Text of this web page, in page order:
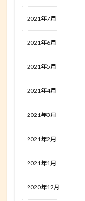
2021年7月
2021年6月
2021年5月
2021年4月
2021年3月
2021年2月
2021年1月
2020年12月